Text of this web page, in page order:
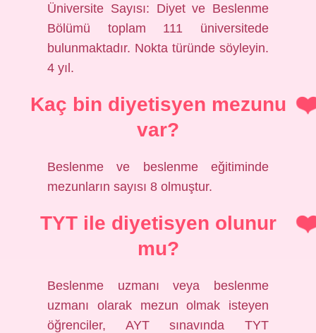
Üniversite Sayısı: Diyet ve Beslenme
Bölümü toplam 111 üniversitede
bulunmaktadır. Nokta türünde söyleyin.
4 yıl.
Kaç bin diyetisyen mezunu
var?
Beslenme ve beslenme eğitiminde
mezunların sayısı 8 olmuştur.
TYT ile diyetisyen olunur
mu?
Beslenme uzmanı veya beslenme
uzmanı olarak mezun olmak isteyen
öğrenciler, AYT sınavında TYT